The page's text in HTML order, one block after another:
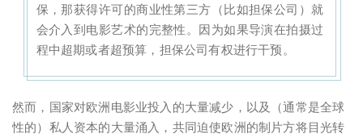
保，那获得许可的商业性第三方（比如担保公司）就
会介入到电影艺术的完整性。因为如果导演在拍摄过
程中超期或者超预算，担保公司有权进行干预。
然而，国家对欧洲电影业投入的大量减少，以及（通常是全球
性的）私人资本的大量涌入，共同迫使欧洲的制片方将目光转